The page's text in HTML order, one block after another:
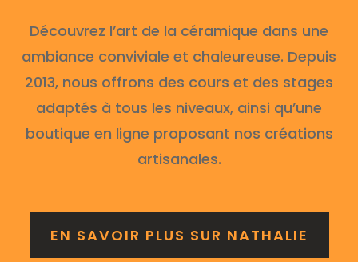
Découvrez l’art de la céramique dans une
ambiance conviviale et chaleureuse. Depuis
2013, nous offrons des cours et des stages
adaptés à tous les niveaux, ainsi qu’une
boutique en ligne proposant nos créations
artisanales.
EN SAVOIR PLUS SUR NATHALIE